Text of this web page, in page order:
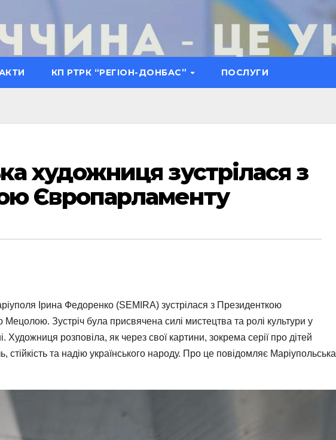
КП РТРК “РЕГІОН-ДОНБАС” ПОСЛУГИ
художниця зустрілася з
Європарламенту
Ірина Федоренко (SEMIRA) зустрілася з Президенткою
Зустріч була присвячена силі мистецтва та ролі культури у
Художниця розповіла, як через свої картини, зокрема серії про дітей
стійкість та надію українського народу. Про це повідомляє Маріупольська